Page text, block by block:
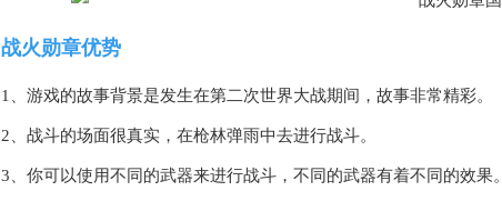
战火勋章优势
1、游戏的故事背景是发生在第二次世界大战期间，故事非常精彩。
2、战斗的场面很真实，在枪林弹雨中去进行战斗。
3、你可以使用不同的武器来进行战斗，不同的武器有着不同的效果。